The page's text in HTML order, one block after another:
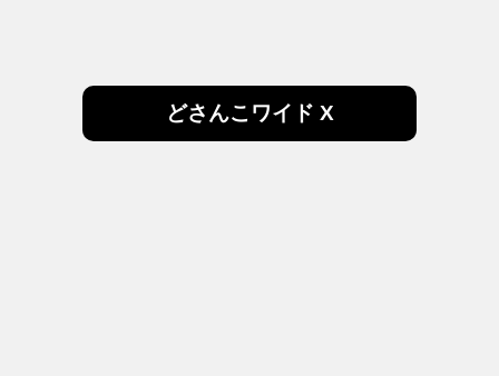
どさんこワイド X